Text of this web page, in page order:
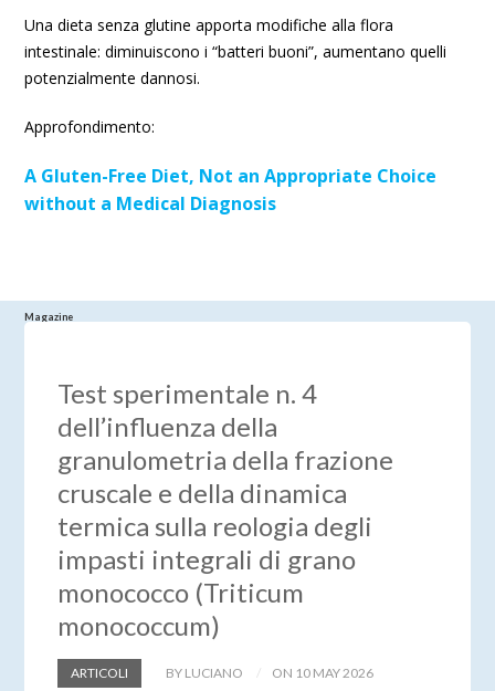
Una dieta senza glutine apporta modifiche alla flora
intestinale: diminuiscono i “batteri buoni”, aumentano quelli
potenzialmente dannosi.
Approfondimento:
A Gluten-Free Diet, Not an Appropriate Choice
without a Medical Diagnosis
Magazine
Test sperimentale n. 4
dell’influenza della
granulometria della frazione
cruscale e della dinamica
termica sulla reologia degli
impasti integrali di grano
monococco (Triticum
monococcum)
ARTICOLI BY LUCIANO ON 10 MAY 2026